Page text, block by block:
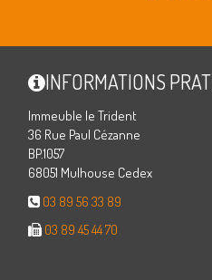
INFORMATIONS
Immeuble le Trident
36 Rue Paul Cézanne
BP.1057
68051 Mulhouse Cedex
03 89 56 33 89
03 89 45 44 70